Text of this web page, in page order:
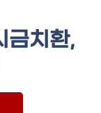
금치환,